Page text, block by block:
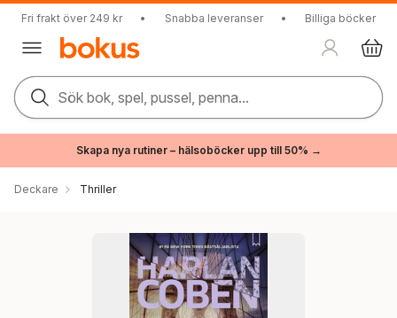
Fri frakt över 249 kr • Snabba leveranser • Billiga böcker
Sök bok, spel, pussel, penna...
Skapa nya rutiner – hälsoböcker upp till 50% →
Deckare Thriller